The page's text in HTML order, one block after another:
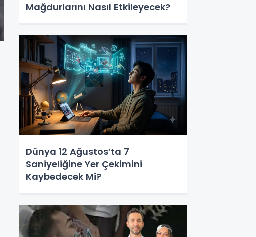
Mağdurlarını Nasıl Etkileyecek?
Dünya 12 Ağustos’ta 7
Saniyeliğine Yer Çekimini
Kaybedecek Mi?